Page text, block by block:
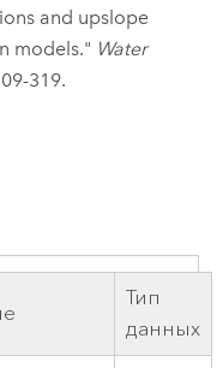
and upslope
models." Water
319.
Тип
данных